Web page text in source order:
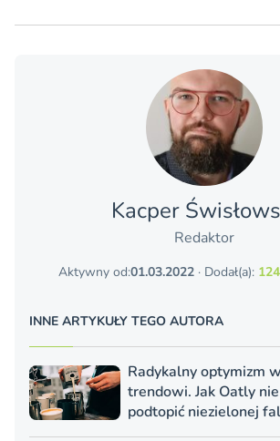
Kacper
Redaktor
Aktywny od:01.03.2022 · Dodał(a):
INNE ARTYKUŁY TEGO AUTORA
Radykalny optymizm
trendowi. Jak Oatly nie
podtopić niezielonej